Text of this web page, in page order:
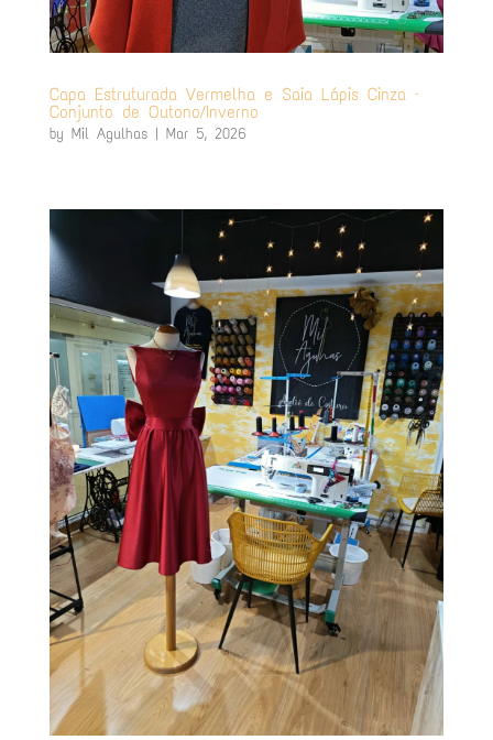
Capa Estruturada Vermelha e Saia Lápis Cinza –
Conjunto de Outono/Inverno
by Mil Agulhas| Mar 5, 2026